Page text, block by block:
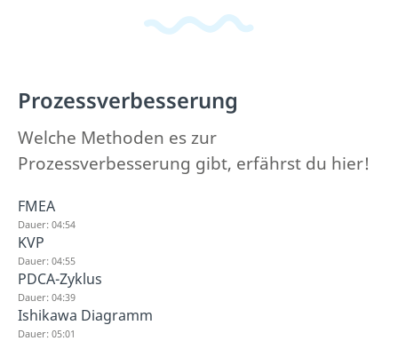
Prozessverbesserung
Welche Methoden es zur
Prozessverbesserung gibt, erfährst du hier!
FMEA
Dauer: 04:54
KVP
Dauer: 04:55
PDCA-Zyklus
Dauer: 04:39
Ishikawa Diagramm
Dauer: 05:01